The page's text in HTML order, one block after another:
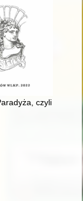
Semkowicza
czyli kto?